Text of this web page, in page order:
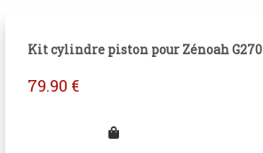
Kit cylindre piston pour Zénoah G270
79.90 €